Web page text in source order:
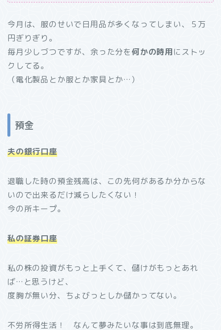
今月は、服のせいで日用品が多くなってしまい、５万
円ぎりぎり。
毎月少しづつですが、余った分を何かの時用にストッ
クしてる。
（電化製品とか服とか家具とか…）
預金
夫の銀行口座
退職した時の預金残高は、この先何があるか分からな
いので出来るだけ減らしたくない！
今の所キープ。
私の証券口座
私の株の投資がもっと上手くて、儲けがもっとあれ
ば…と思うけど、
度胸が無い分、ちょびっとしか儲かってない。
不労所得生活！ なんて夢みたいな事は到底無理。